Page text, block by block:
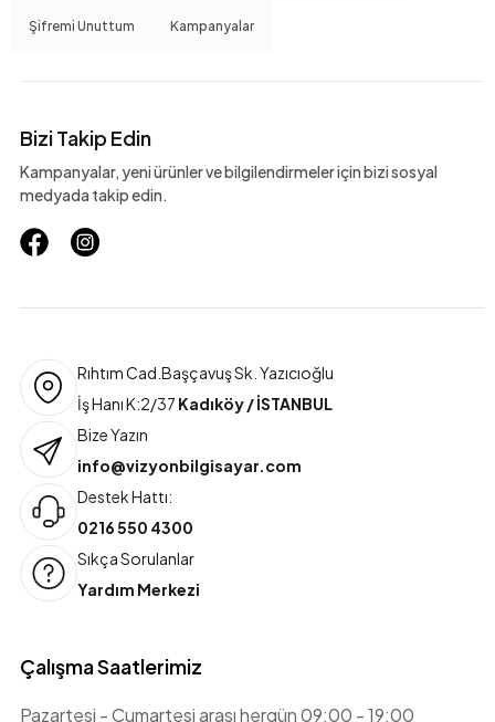
Şifremi Unuttum Kampanyalar
Bizi Takip Edin
Kampanyalar, yeni ürünler ve bilgilendirmeler için bizi sosyal
medyada takip edin.
Rıhtım Cad.Başçavuş Sk. Yazıcıoğlu
İş Hanı K:2/37 Kadıköy / İSTANBUL
Bize Yazın
info@vizyonbilgisayar.com
Destek Hattı:
0216 550 4300
Sıkça Sorulanlar
Yardım Merkezi
Çalışma Saatlerimiz
Pazartesi - Cumartesi arası hergün 09:00 - 19:00